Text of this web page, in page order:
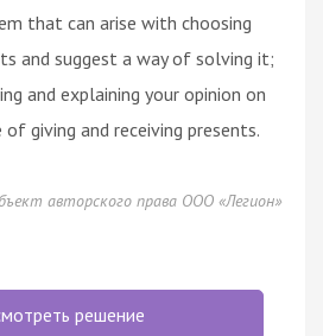
that can arise with choosing
and suggest a way of solving it;
and explaining your opinion on
giving and receiving presents.
авторского права ООО «Легион»
решение